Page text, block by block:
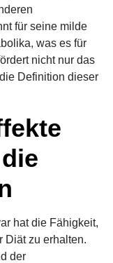
für seine milde
was es für
nicht nur das
Definition dieser
hat die Fähigkeit,
Diät zu erhalten.
der